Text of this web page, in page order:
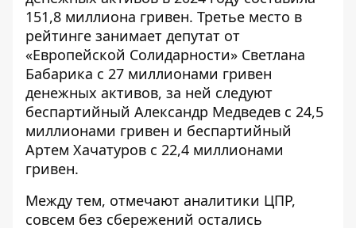
151,8 миллиона гривен. Третье место в
рейтинге занимает депутат от
«Европейской Солидарности» Светлана
Бабарика с 27 миллионами гривен
денежных активов, за ней следуют
беспартийный Александр Медведев с 24,5
миллионами гривен и беспартийный
Артем Хачатуров с 22,4 миллионами
гривен.
Между тем, отмечают аналитики ЦПР,
совсем без сбережений остались